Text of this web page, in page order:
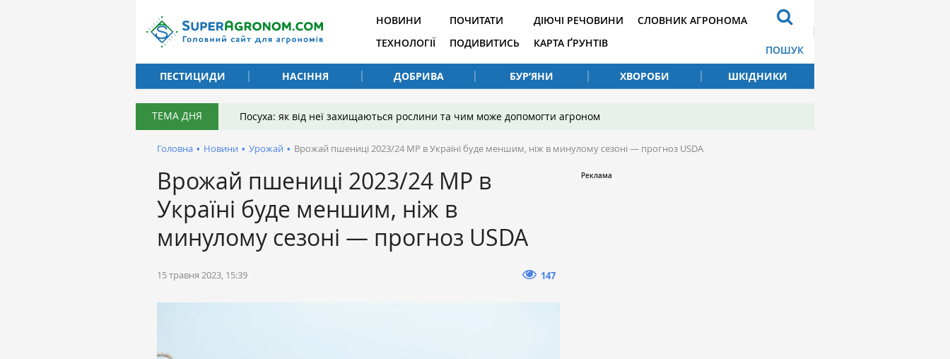
НОВИНИ
ТЕХНОЛОГІЇ
ПОЧИТАТИ
ПОДИВИТИСЬ
ДІЮЧІ РЕЧОВИНИ
КАРТА ҐРУНТІВ
СЛОВНИК АГРОНОМА
ПОШУК
ПЕСТИЦИДИ
НАСІННЯ ДОБРИВА БУР’ЯНИ ХВОРОБИ ШКІДНИКИ
ТЕМА ДНЯ Посуха: як від неї захищаються рослини та чим може допомогти агроном
Головна • Новини • Урожай • Врожай пшениці 2023/24 МР в Україні буде меншим, ніж в минулому сезоні — прогноз USDA
Врожай пшениці 2023/24 МР в
Україні буде меншим, ніж в
минулому сезоні — прогноз USDA
15 травня 2023, 15:39 147